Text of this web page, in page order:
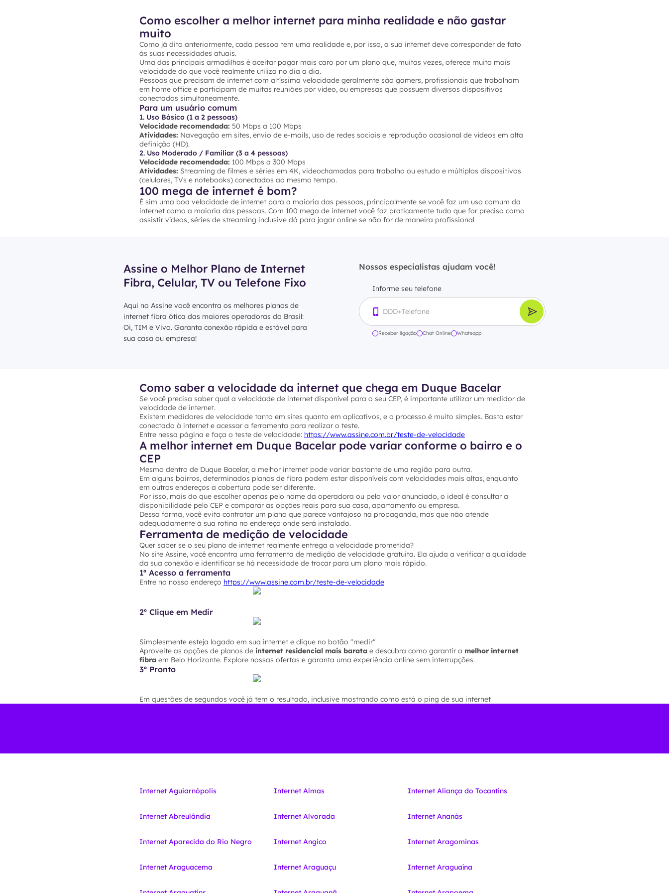
Como escolher a melhor internet para minha realidade e não gastar
muito
Como já dito anteriormente, cada pessoa tem uma realidade e, por isso, a sua internet deve corresponder de fato
às suas necessidades atuais.
Uma das principais armadilhas é aceitar pagar mais caro por um plano que, muitas vezes, oferece muito mais
velocidade do que você realmente utiliza no dia a dia.
Pessoas que precisam de internet com altíssima velocidade geralmente são gamers, profissionais que trabalham
em home office e participam de muitas reuniões por vídeo, ou empresas que possuem diversos dispositivos
conectados simultaneamente.
Para um usuário comum
1. Uso Básico (1 a 2 pessoas)
Velocidade recomendada: 50 Mbps a 100 Mbps
Atividades: Navegação em sites, envio de e-mails, uso de redes sociais e reprodução ocasional de vídeos em alta
definição (HD).
2. Uso Moderado / Familiar (3 a 4 pessoas)
Velocidade recomendada: 100 Mbps a 300 Mbps
Atividades: Streaming de filmes e séries em 4K, videochamadas para trabalho ou estudo e múltiplos dispositivos
(celulares, TVs e notebooks) conectados ao mesmo tempo.
100 mega de internet é bom?
É sim uma boa velocidade de internet para a maioria das pessoas, principalmente se você faz um uso comum da
internet como a maioria das pessoas. Com 100 mega de internet você faz praticamente tudo que for preciso como
assistir vídeos, séries de streaming inclusive dá para jogar online se não for de maneira profissional
Assine o Melhor Plano de Internet
Fibra, Celular, TV ou Telefone Fixo
Aqui no Assine você encontra os melhores planos de
internet fibra ótica das maiores operadoras do Brasil:
Oi, TIM e Vivo. Garanta conexão rápida e estável para
sua casa ou empresa!
Nossos especialistas ajudam você!
Informe seu telefone
Receber ligação Chat Online Whatsapp
Como saber a velocidade da internet que chega em Duque Bacelar
Se você precisa saber qual a velocidade de internet disponível para o seu CEP, é importante utilizar um medidor de
velocidade de internet.
Existem medidores de velocidade tanto em sites quanto em aplicativos, e o processo é muito simples. Basta estar
conectado à internet e acessar a ferramenta para realizar o teste.
Entre nessa página e faça o teste de velocidade: https://www.assine.com.br/teste-de-velocidade
A melhor internet em Duque Bacelar pode variar conforme o bairro e o
CEP
Mesmo dentro de Duque Bacelar, a melhor internet pode variar bastante de uma região para outra.
Em alguns bairros, determinados planos de fibra podem estar disponíveis com velocidades mais altas, enquanto
em outros endereços a cobertura pode ser diferente.
Por isso, mais do que escolher apenas pelo nome da operadora ou pelo valor anunciado, o ideal é consultar a
disponibilidade pelo CEP e comparar as opções reais para sua casa, apartamento ou empresa.
Dessa forma, você evita contratar um plano que parece vantajoso na propaganda, mas que não atende
adequadamente à sua rotina no endereço onde será instalado.
Ferramenta de medição de velocidade
Quer saber se o seu plano de internet realmente entrega a velocidade prometida?
No site Assine, você encontra uma ferramenta de medição de velocidade gratuita. Ela ajuda a verificar a qualidade
da sua conexão e identificar se há necessidade de trocar para um plano mais rápido.
1º Acesso a ferramenta
Entre no nosso endereço https://www.assine.com.br/teste-de-velocidade
2º Clique em Medir
Simplesmente esteja logado em sua internet e clique no botão "medir"
Aproveite as opções de planos de internet residencial mais barata e descubra como garantir a melhor internet
fibra em Belo Horizonte. Explore nossas ofertas e garanta uma experiência online sem interrupções.
3º Pronto
Em questões de segundos você já tem o resultado, inclusive mostrando como está o ping de sua internet
Internet Aguiarnópolis Internet Almas Internet Aliança do Tocantins
Internet Abreulândia Internet Alvorada Internet Ananás
Internet Aparecida do Rio Negro Internet Angico Internet Aragominas
Internet Araguacema Internet Araguaçu Internet Araguaína